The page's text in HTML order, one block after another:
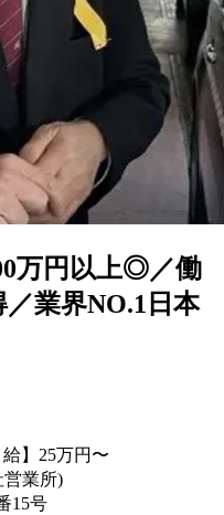
万円以上◎／働
業界NO.1日本
給】25万円〜
営業所)
15号